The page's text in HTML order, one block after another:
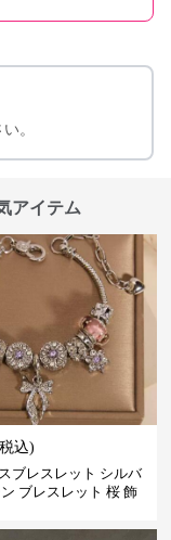
。
アイテム
込)
ブレスレット シルバ
ブレスレット 桜 飾